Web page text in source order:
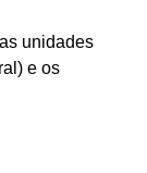
unidades
e os